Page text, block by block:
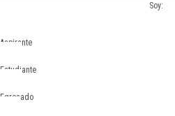
Soy:
Aspirante
Estudiante
Egresado